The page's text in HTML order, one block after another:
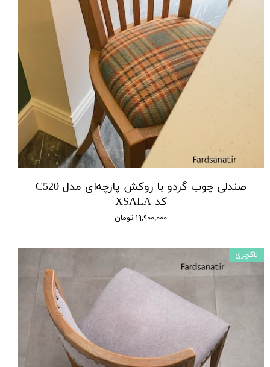
صندلی چوب گردو با روکش پارچه‌ای مدل C520
کد XSALA
۱۹,۹۰۰,۰۰۰ تومان
لاکچری